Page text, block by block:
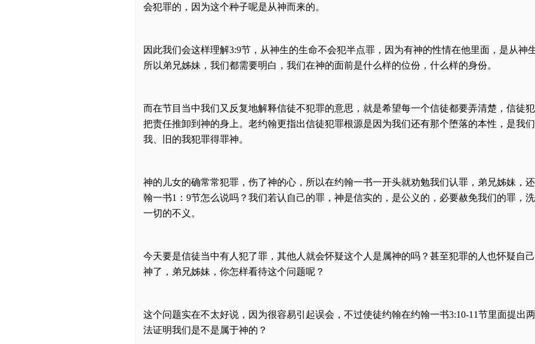
会犯罪的，因为这个种子呢是从神而来的。
因此我们会这样理解3:9节，从神生的生命不会犯半点罪，因为有神的性情在他里面，是从神
所以弟兄姊妹，我们都需要明白，我们在神的面前是什么样的位份，什么样的身份。
而在节目当中我们又反复地解释信徒不犯罪的意思，就是希望每一个信徒都要弄清楚，信徒
把责任推卸到神的身上。老约翰更指出信徒犯罪根源是因为我们还有那个堕落的本性，是我
我、旧的我犯罪得罪神。
神的儿女的确常常犯罪，伤了神的心，所以在约翰一书一开头就劝勉我们认罪，弟兄姊妹，
翰一书1：9节怎么说吗？我们若认自己的罪，神是信实的，是公义的，必要赦免我们的罪，
一切的不义。
今天要是信徒当中有人犯了罪，其他人就会怀疑这个人是属神的吗？甚至犯罪的人也怀疑自
神了，弟兄姊妹，你怎样看待这个问题呢？
这个问题实在不太好说，因为很容易引起误会，不过使徒约翰在约翰一书3:10-11节里面提出
法证明我们是不是属于神的？